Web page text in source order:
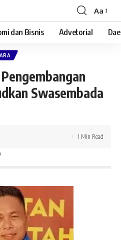
Font
Resizer
Aa
dan Bisnis Advetorial
Swasembada
1 Min Read